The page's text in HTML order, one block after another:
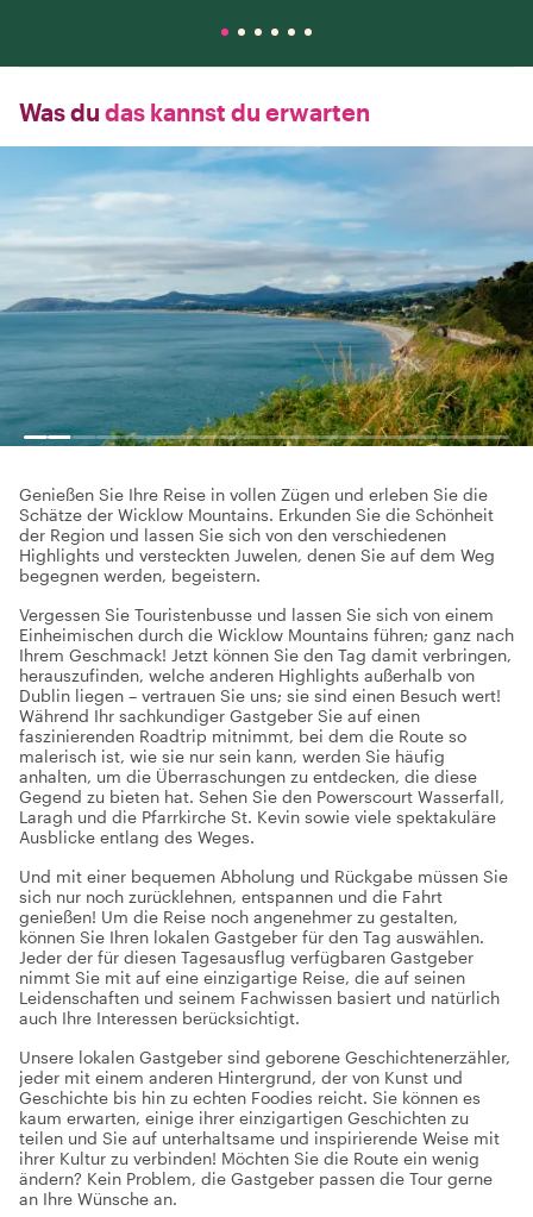
Was du das kannst du erwarten
Genießen Sie Ihre Reise in vollen Zügen und erleben Sie die
Schätze der Wicklow Mountains. Erkunden Sie die Schönheit
der Region und lassen Sie sich von den verschiedenen
Highlights und versteckten Juwelen, denen Sie auf dem Weg
begegnen werden, begeistern.
Vergessen Sie Touristenbusse und lassen Sie sich von einem
Einheimischen durch die Wicklow Mountains führen; ganz nach
Ihrem Geschmack! Jetzt können Sie den Tag damit verbringen,
herauszufinden, welche anderen Highlights außerhalb von
Dublin liegen – vertrauen Sie uns; sie sind einen Besuch wert!
Während Ihr sachkundiger Gastgeber Sie auf einen
faszinierenden Roadtrip mitnimmt, bei dem die Route so
malerisch ist, wie sie nur sein kann, werden Sie häufig
anhalten, um die Überraschungen zu entdecken, die diese
Gegend zu bieten hat. Sehen Sie den Powerscourt Wasserfall,
Laragh und die Pfarrkirche St. Kevin sowie viele spektakuläre
Ausblicke entlang des Weges.
Und mit einer bequemen Abholung und Rückgabe müssen Sie
sich nur noch zurücklehnen, entspannen und die Fahrt
genießen! Um die Reise noch angenehmer zu gestalten,
können Sie Ihren lokalen Gastgeber für den Tag auswählen.
Jeder der für diesen Tagesausflug verfügbaren Gastgeber
nimmt Sie mit auf eine einzigartige Reise, die auf seinen
Leidenschaften und seinem Fachwissen basiert und natürlich
auch Ihre Interessen berücksichtigt.
Unsere lokalen Gastgeber sind geborene Geschichtenerzähler,
jeder mit einem anderen Hintergrund, der von Kunst und
Geschichte bis hin zu echten Foodies reicht. Sie können es
kaum erwarten, einige ihrer einzigartigen Geschichten zu
teilen und Sie auf unterhaltsame und inspirierende Weise mit
ihrer Kultur zu verbinden! Möchten Sie die Route ein wenig
ändern? Kein Problem, die Gastgeber passen die Tour gerne
an Ihre Wünsche an.